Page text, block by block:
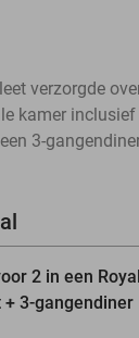
verzorgde
kamer
3-
2 in een
3-gangendiner